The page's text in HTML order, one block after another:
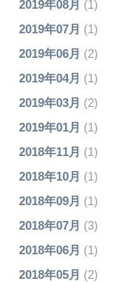
2019年08月 (1)
2019年07月 (1)
2019年06月 (2)
2019年04月 (1)
2019年03月 (2)
2019年01月 (1)
2018年11月 (1)
2018年10月 (1)
2018年09月 (1)
2018年07月 (3)
2018年06月 (1)
2018年05月 (2)